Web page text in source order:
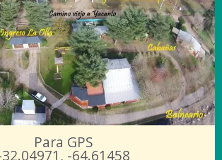
Para GPS
-64.61458